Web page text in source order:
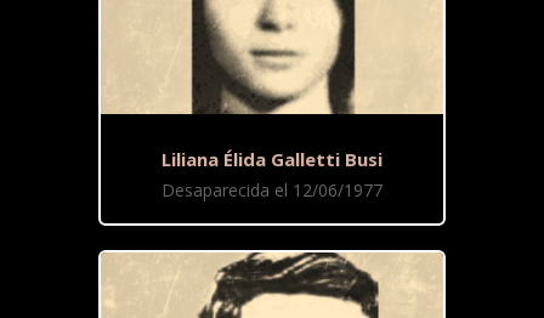
Liliana Élida Galletti Busi
Desaparecida el 12/06/1977